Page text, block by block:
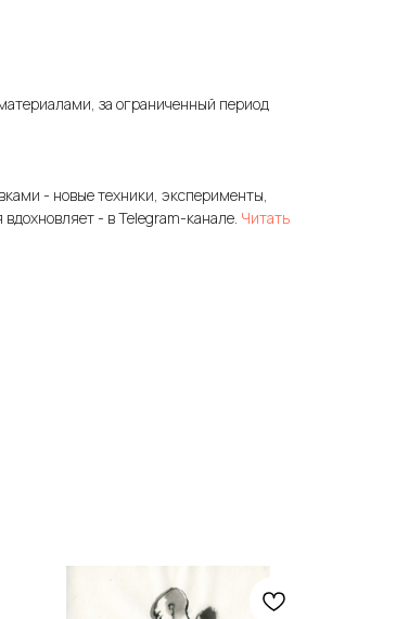
за ограниченный период
- новые техники, эксперименты,
- в Telegram-канале. Читать